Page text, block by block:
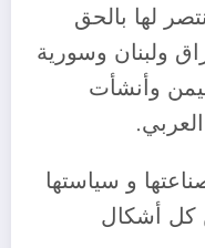
لها بالحق
ولبنان وسورية
وأنشأت
و سياستها
كل أشكال